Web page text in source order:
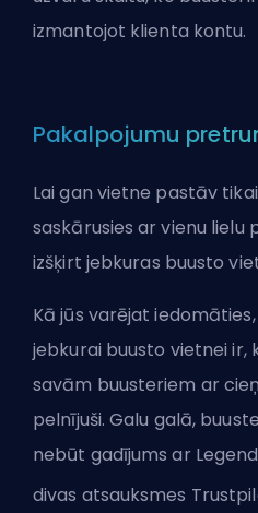
izmantojot klienta kontu.
Pakalpojumu
Lai gan vietne pastāv
saskārusies ar vienu lielu
izšķirt jebkuras buusto
Kā jūs varējat
jebkurai buusto vietnei
savām buusteriem ar
pelnījuši. Galu galā,
nebūt gadījums ar
divas atsauksmes